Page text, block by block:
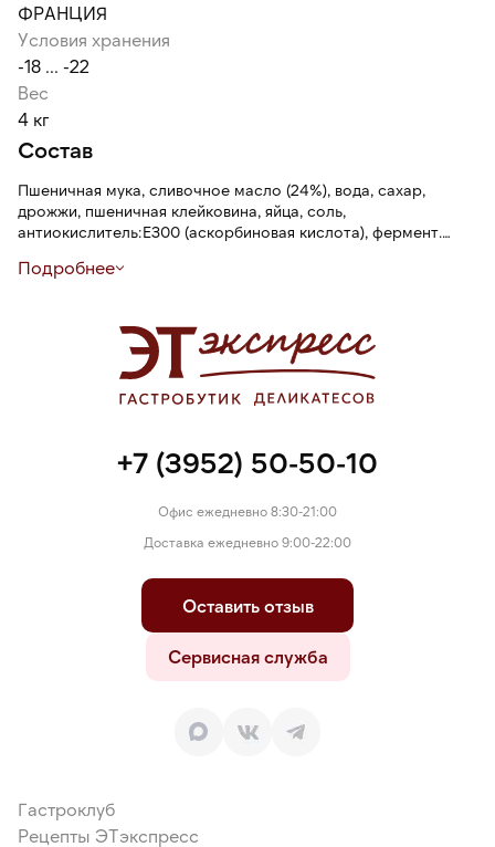
ФРАНЦИЯ
Условия хранения
-18 ... -22
Вес
4 кг
Состав
Пшеничная мука, сливочное масло (24%), вода, сахар,
дрожжи, пшеничная клейковина, яйца, соль,
антиокислитель:Е300 (аскорбиновая кислота), фермент.
орехов.
Подробнее
+7 (3952) 50-50-10
Офис ежедневно 8:30-21:00
Доставка ежедневно 9:00-22:00
Оставить отзыв
Сервисная служба
Гастроклуб
Рецепты ЭТэкспресс